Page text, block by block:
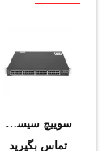
سوييچ سيسکو مدل WS-C2960S-48LPS-L
تماس بگیرید